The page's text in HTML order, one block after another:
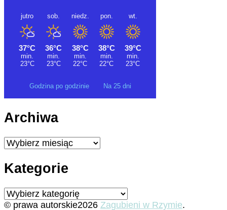
Godzina po godzinie Na 25 dni
Archiwa
Archiwa
Kategorie
Kategorie
© prawa autorskie2026 Zagubieni w Rzymie.